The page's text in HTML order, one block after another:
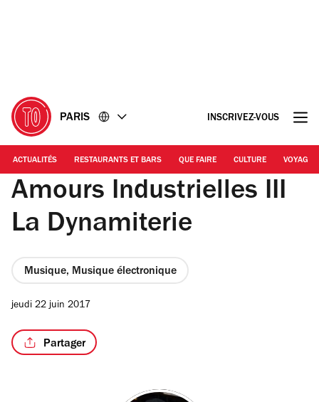
PARIS INSCRIVEZ-VOUS
ACTUALITÉS RESTAURANTS ET BARS QUE FAIRE CULTURE VOYAGE
Amours Industrielles III
La Dynamiterie
Musique, Musique électronique
jeudi 22 juin 2017
Partager